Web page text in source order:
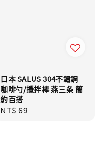
日本 SALUS 304不鏽鋼
咖啡勺/攪拌棒 燕三条 簡
約百搭
Regular
NT$ 69